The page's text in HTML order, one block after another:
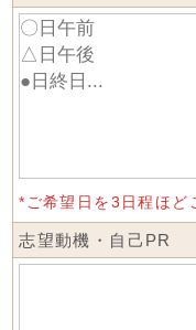
*ご希望日を3日程ほど
志望動機・自己PR